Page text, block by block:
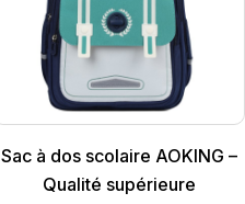
Sac à dos scolaire AOKING –
Qualité supérieure